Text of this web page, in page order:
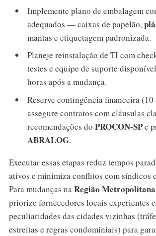
Implemente plano de embalagem
adequados — caixas de papelão,
mantas e etiquetagem padronizada.
Planeje reinstalação de TI com
testes e equipe de suporte
horas após a mudança.
Reserve contingência financeira
assegure contratos com cláusulas
recomendações doPROCON-SPe
ABRALOG.
Executar essas etapas reduz tempos
ativos e minimiza conflitos com síndicos
Para mudanças naRegião
priorize fornecedores locais experientes
peculiaridades das cidades vizinhas
estreitas e regras condominiais) para